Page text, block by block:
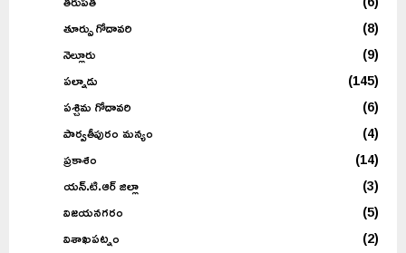
తూర్పు గోదావరి
(8)
నెల్లూరు
(9)
పల్నాడు
(145)
పశ్చిమ గోదావరి
(6)
పార్వతీపురం మన్యం
(4)
ప్రకాశం
(14)
యన్.టి.ఆర్ జిల్లా
(3)
విజయనగరం
(5)
విశాఖపట్నం
(2)